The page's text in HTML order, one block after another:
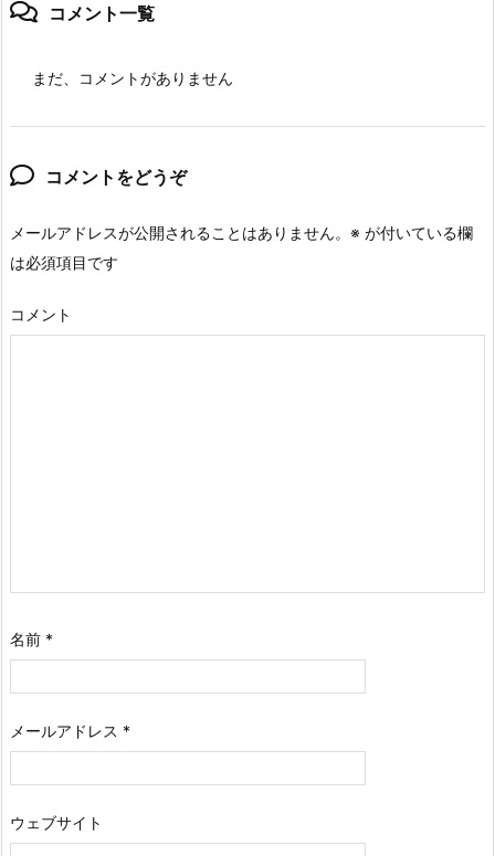
コメント一覧
まだ、コメントがありません
コメントをどうぞ
メールアドレスが公開されることはありません。 ※ が付いている欄
は必須項目です
コメント
名前 *
メールアドレス *
ウェブサイト